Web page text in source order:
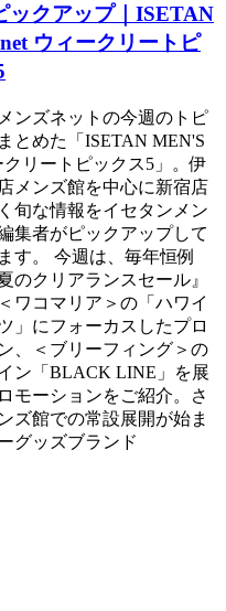
ックアップ｜ISETAN
ウィークリートピ
ンズネットの今週のトピ
とめた「ISETAN MEN'S
クリートピックス5」。伊
メンズ館を中心に新宿店
旬な情報をイセタンメン
集者がピックアップして
す。 今週は、毎年恒例
のクリアランスセール』
ワコマリア＞の「ハワイ
」にフォーカスしたプロ
、＜ブリーフィング＞の
ン「BLACK LINE」を展
モーションをご紹介。さ
ズ館での常設展開が始ま
グッズブランド